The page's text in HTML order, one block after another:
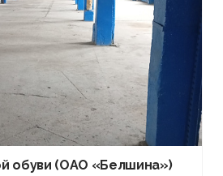
обуви (ОАО «Белшина»)